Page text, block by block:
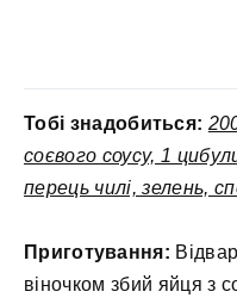
Тобі знадобиться:
соєвого соусу, 1
перець чилі, зелень,
Приготування:
віночком збий яйця з